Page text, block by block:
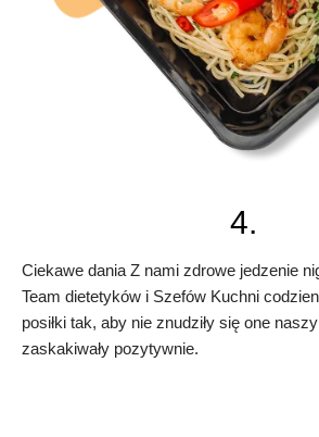
4.
Ciekawe dania Z nami zdrowe jedzenie
Team dietetyków i Szefów Kuchni
posiłki tak, aby nie znudziły się one
zaskakiwały pozytywnie.